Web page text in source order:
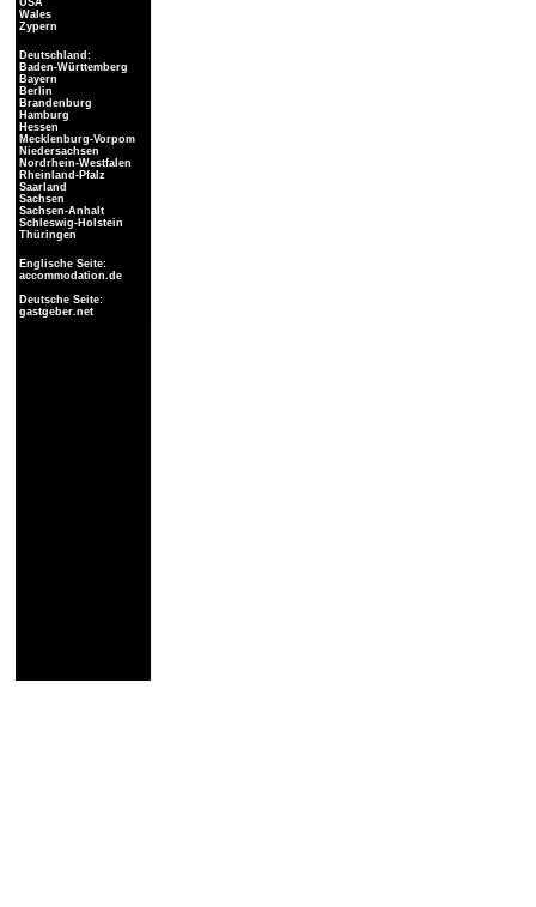
USA
Wales
Zypern
Deutschland:
Baden-Württemberg
Bayern
Berlin
Brandenburg
Hamburg
Hessen
Mecklenburg-Vorpom
Niedersachsen
Nordrhein-Westfalen
Rheinland-Pfalz
Saarland
Sachsen
Sachsen-Anhalt
Schleswig-Holstein
Thüringen
Englische Seite:
accommodation.de
Deutsche Seite:
gastgeber.net